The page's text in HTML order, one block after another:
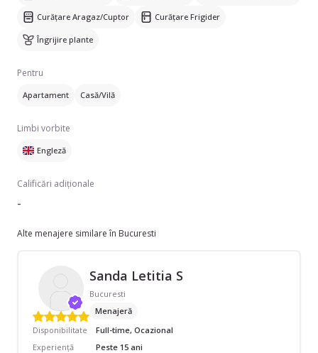
Curățare Aragaz/Cuptor Curățare Frigider
Îngrijire plante
Pentru
Apartament Casă/Vilă
Limbi vorbite
Engleză
Calificări adiționale
-
Alte menajere similare în Bucuresti
Sanda Letitia S
Bucuresti
Menajeră
Disponibilitate
Full-time, Ocazional
Experiență
Peste 15 ani